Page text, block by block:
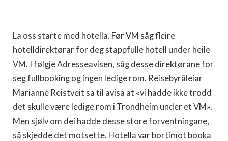
La oss starte med hotella. Før VM såg fleire
hotelldirektørar for deg stappfulle hotell under heile
VM. I følgje Adresseavisen, såg desse direktørane for
seg fullbooking og ingen ledige rom. Reisebyråleiar
Marianne Reistveit sa til avisa at «vi hadde ikke trodd
det skulle være ledige rom i Trondheim under et VM».
Men sjølv om dei hadde desse store forventningane,
så skjedde det motsette. Hotella var bortimot booka